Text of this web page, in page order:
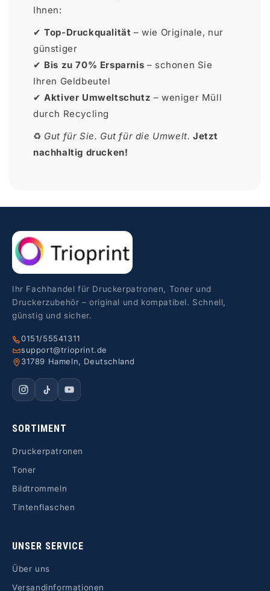
Ihnen:
✔Top-Druckqualität – wie Originale, nur
günstiger
✔ Bis zu 70% Ersparnis – schonen Sie
Ihren Geldbeutel
✔Aktiver Umweltschutz – weniger Müll
durch Recycling
♻ Gut für Sie. Gut für die Umwelt. Jetzt
nachhaltig drucken!
Ihr Fachhandel für Druckerpatronen, Toner und
Druckerzubehör – original und kompatibel. Schnell,
günstig und sicher.
0151/55541311
support@trioprint.de
31789 Hameln, Deutschland
SORTIMENT
Druckerpatronen
Toner
Bildtrommeln
Tintenflaschen
UNSER SERVICE
Über uns
Versandinformationen